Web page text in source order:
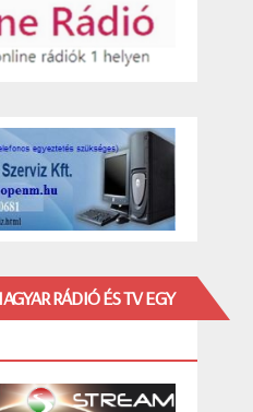
RÁDIÓ ÉS TV EGY